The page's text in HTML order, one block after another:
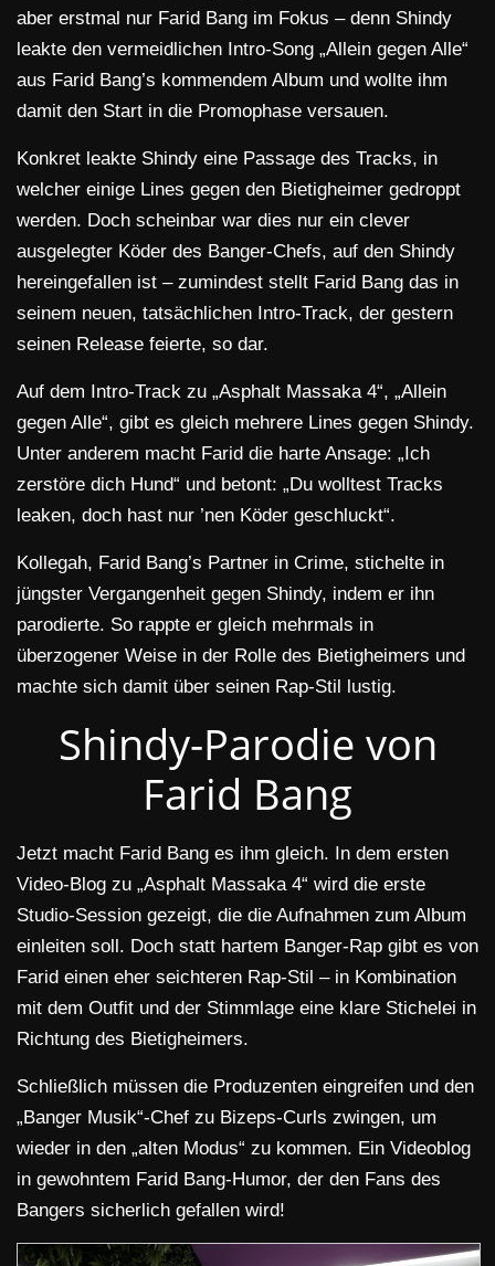
aber erstmal nur Farid Bang im Fokus – denn Shindy
leakte den vermeidlichen Intro-Song „Allein gegen Alle“
aus Farid Bang’s kommendem Album und wollte ihm
damit den Start in die Promophase versauen.
Konkret leakte Shindy eine Passage des Tracks, in
welcher einige Lines gegen den Bietigheimer gedroppt
werden. Doch scheinbar war dies nur ein clever
ausgelegter Köder des Banger-Chefs, auf den Shindy
hereingefallen ist – zumindest stellt Farid Bang das in
seinem neuen, tatsächlichen Intro-Track, der gestern
seinen Release feierte, so dar.
Auf dem Intro-Track zu „Asphalt Massaka 4“, „Allein
gegen Alle“, gibt es gleich mehrere Lines gegen Shindy.
Unter anderem macht Farid die harte Ansage: „Ich
zerstöre dich Hund“ und betont: „Du wolltest Tracks
leaken, doch hast nur ’nen Köder geschluckt“.
Kollegah, Farid Bang’s Partner in Crime, stichelte in
jüngster Vergangenheit gegen Shindy, indem er ihn
parodierte. So rappte er gleich mehrmals in
überzogener Weise in der Rolle des Bietigheimers und
machte sich damit über seinen Rap-Stil lustig.
Shindy-Parodie von
Farid Bang
Jetzt macht Farid Bang es ihm gleich. In dem ersten
Video-Blog zu „Asphalt Massaka 4“ wird die erste
Studio-Session gezeigt, die die Aufnahmen zum Album
einleiten soll. Doch statt hartem Banger-Rap gibt es von
Farid einen eher seichteren Rap-Stil – in Kombination
mit dem Outfit und der Stimmlage eine klare Stichelei in
Richtung des Bietigheimers.
Schließlich müssen die Produzenten eingreifen und den
„Banger Musik“-Chef zu Bizeps-Curls zwingen, um
wieder in den „alten Modus“ zu kommen. Ein Videoblog
in gewohntem Farid Bang-Humor, der den Fans des
Bangers sicherlich gefallen wird!